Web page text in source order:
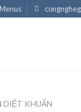
DIỆT KHUẨN